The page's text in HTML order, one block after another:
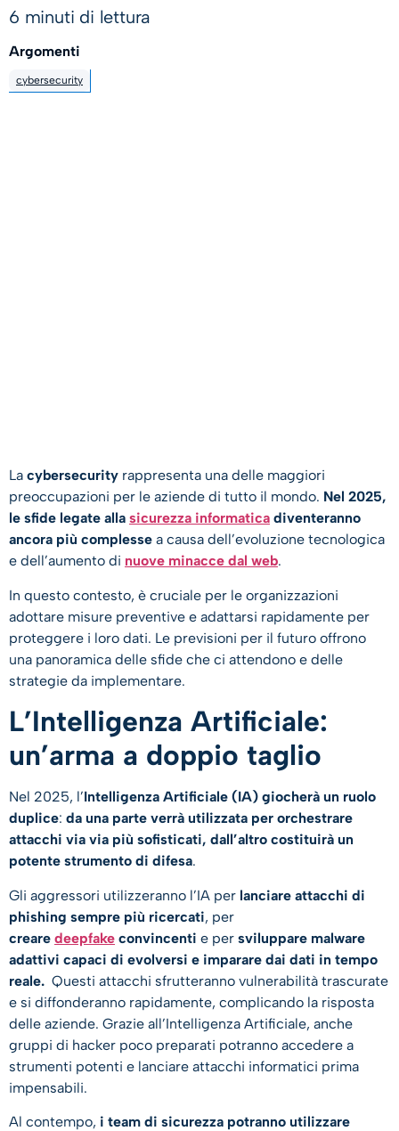
La cybersecurity rappresenta una delle maggiori
preoccupazioni per le aziende di tutto il mondo. Nel 2025,
le sfide legate alla sicurezza informatica diventeranno
ancora più complesse a causa dell’evoluzione tecnologica
e dell’aumento di nuove minacce dal web.
In questo contesto, è cruciale per le organizzazioni
adottare misure preventive e adattarsi rapidamente per
proteggere i loro dati. Le previsioni per il futuro offrono
una panoramica delle sfide che ci attendono e delle
strategie da implementare.
L’Intelligenza Artificiale:
un’arma a doppio taglio
Nel 2025, l’Intelligenza Artificiale (IA) giocherà un ruolo
duplice: da una parte verrà utilizzata per orchestrare
attacchi via via più sofisticati, dall’altro costituirà un
potente strumento di difesa.
Gli aggressori utilizzeranno l’IA per lanciare attacchi di
phishing sempre più ricercati, per
creare deepfake convincenti e per sviluppare malware
adattivi capaci di evolversi e imparare dai dati in tempo
reale. Questi attacchi sfrutteranno vulnerabilità trascurate
e si diffonderanno rapidamente, complicando la risposta
delle aziende. Grazie all’Intelligenza Artificiale, anche
gruppi di hacker poco preparati potranno accedere a
strumenti potenti e lanciare attacchi informatici prima
impensabili.
Al contempo, i team di sicurezza potranno utilizzare
6 minuti di lettura
Argomenti
cybersecurity